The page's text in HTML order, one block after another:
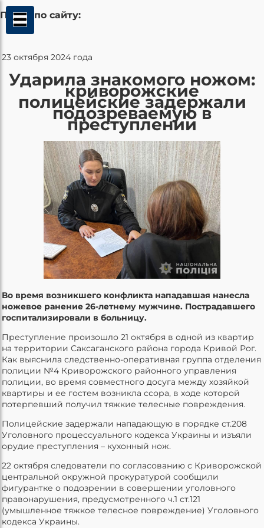
Поиск по сайту:
23 октября 2024 года
Ударила знакомого ножом:
криворожские
полицейские задержали
подозреваемую в
преступлении
Во время возникшего конфликта нападавшая нанесла
ножевое ранение 26-летнему мужчине. Пострадавшего
госпитализировали в больницу.
Преступление произошло 21 октября в одной из квартир
на территории Саксаганского района города Кривой Рог.
Как выяснила следственно-оперативная группа отделения
полиции №4 Криворожского районного управления
полиции, во время совместного досуга между хозяйкой
квартиры и ее гостем возникла ссора, в ходе которой
потерпевший получил тяжкие телесные повреждения.
Полицейские задержали нападающую в порядке ст.208
Уголовного процессуального кодекса Украины и изъяли
орудие преступления – кухонный нож.
22 октября следователи по согласованию с Криворожской
центральной окружной прокуратурой сообщили
фигурантке о подозрении в совершении уголовного
правонарушения, предусмотренного ч.1 ст.121
(умышленное тяжкое телесное повреждение) Уголовного
кодекса Украины.